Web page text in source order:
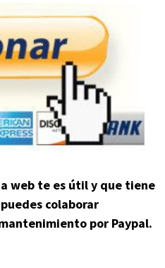
web te es útil y que tiene
colaborar
por Paypal.